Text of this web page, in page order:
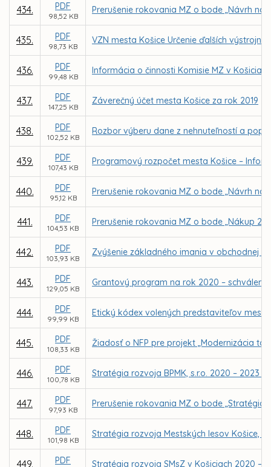
434. PDF
98,52 KB
Prerušenie rokovania MZ o bode „Návrh
435. PDF
98,73 KB
VZN mesta Košice Určenie ďalších
436. PDF
99,48 KB
Informácia o činnosti Komisie MZ v
437. PDF
147,25 KB
Záverečný účet mesta Košice za rok 2019
438. PDF
102,52 KB
Rozbor výberu dane z nehnuteľností a
439. PDF
107,43 KB
Programový rozpočet mesta Košice –
440. PDF
95,12 KB
Prerušenie rokovania MZ o bode „Návrh
441. PDF
104,53 KB
Prerušenie rokovania MZ o bode „Nákup
442. PDF
103,93 KB
Zvýšenie základného imania v obchodnej
443. PDF
129,05 KB
Grantový program na rok 2020 –
444. PDF
99,99 KB
Etický kódex volených predstaviteľov
445. PDF
108,33 KB
Žiadosť o NFP pre projekt „Modernizácia
446. PDF
100,78 KB
Stratégia rozvoja BPMK, s.r.o. 2020 – 2023 –
447. PDF
97,93 KB
Prerušenie rokovania MZ o bode „Stratégia
448. PDF
101,98 KB
Stratégia rozvoja Mestských lesov Košice,
449. PDF Stratégia rozvoja SMsZ v Košiciach 2020 –